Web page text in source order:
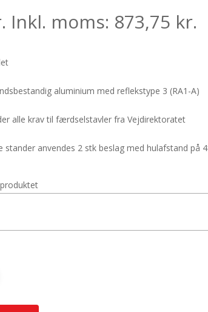
Inkl. moms: 873,75 kr.
aluminium med reflekstype 3 (RA1-A)
alle krav til færdselstavler fra Vejdirektoratet
stander anvendes 2 stk beslag med hulafstand på